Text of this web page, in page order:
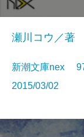
瀬川コウ／著
新潮文庫nex
2015/03/02